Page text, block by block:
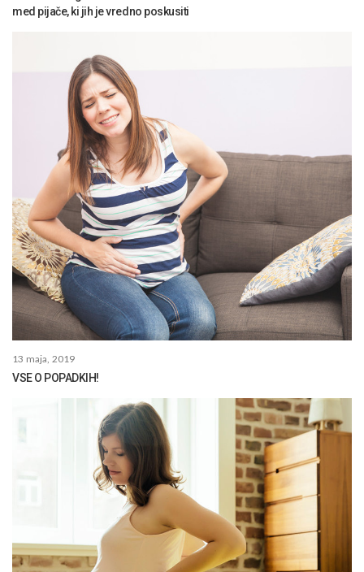
med pijače, ki jih je vredno poskusiti
13 maja, 2019
VSE O POPADKIH!